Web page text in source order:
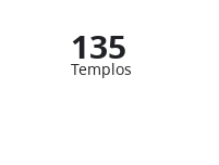
135
Templos